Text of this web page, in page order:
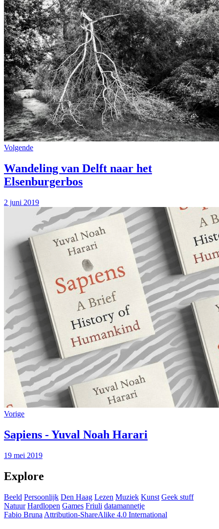
Volgende
Wandeling van Delft naar het
Elsenburgerbos
2 juni 2019
Vorige
Sapiens - Yuval Noah Harari
19 mei 2019
Explore
Beeld Persoonlijk Den Haag Lezen Muziek Kunst Geek stuff
Natuur Hardlopen Games Friuli datamannetje
Fabio Bruna Attribution-ShareAlike 4.0 International